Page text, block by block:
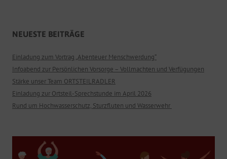
NEUESTE BEITRÄGE
Einladung zum Vortrag „Abenteuer Menschwerdung“
Infoabend zur Persönlichen Vorsorge – Vollmachten und Verfügungen
Stärke unser Team ORTSTEILRADLER
Einladung zur Ortsteil-Sprechstunde im April 2026
Rund um Hochwasserschutz, Sturzfluten und Wasserwehr